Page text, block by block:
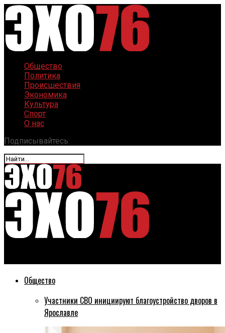
Общество
Политика
Происшествия
Экономика
Культура
Спорт
О нас
Подписывайтесь:
Общество
Участники СВО инициируют благоустройство дворов в
Ярославле